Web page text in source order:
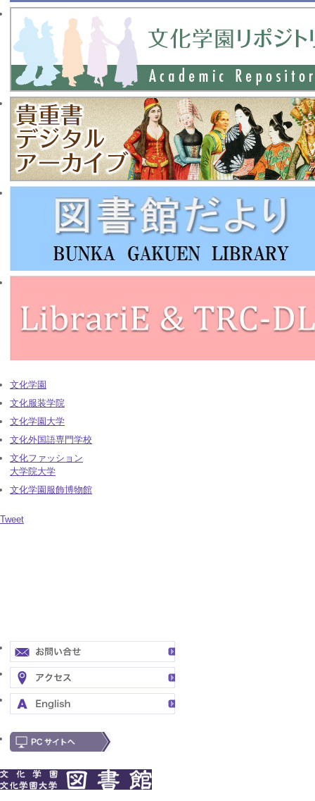
文化学園
文化服装学院
文化学園大学
文化外国語専門学校
文化ファッション
大学院大学
文化学園服飾博物館
Tweet